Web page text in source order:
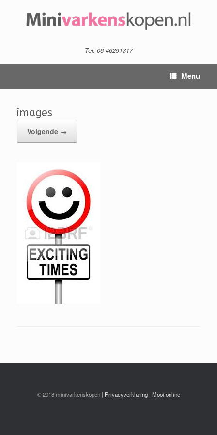
Tel: 06-46291317
Menu
images
Volgende →
© 2018 minivarkenskopen | Privacyverklaring| Mooi online